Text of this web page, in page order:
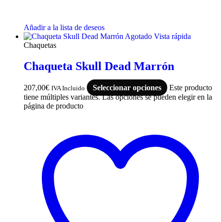
Añadir a la lista de deseos
Agotado Vista rápida
Chaquetas
Chaqueta Skull Dead Marrón
207,00€ IVA Incluido Seleccionar opciones
Este producto
tiene múltiples variantes. Las opciones se pueden elegir en la
página de producto